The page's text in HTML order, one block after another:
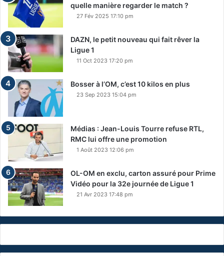
quelle manière regarder le match ?
27 Fév 2025 17:10 pm
DAZN, le petit nouveau qui fait rêver la
Ligue 1
11 Oct 2023 17:20 pm
Bosser à l’OM, c’est 10 kilos en plus
23 Sep 2023 15:04 pm
Médias : Jean-Louis Tourre refuse RTL,
RMC lui offre une promotion
1 Août 2023 12:06 pm
OL-OM en exclu, carton assuré pour Prime
Vidéo pour la 32e journée de Ligue 1
21 Avr 2023 17:48 pm